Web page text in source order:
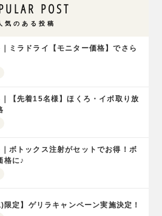
POST
気のある投稿
ミラドライ【モニター価格】でさら
【先着15名様】ほくろ・イボ取り放
ボトックス注射がセットでお得！ボ
格に♪
)限定】ゲリラキャンペーン実施決定！